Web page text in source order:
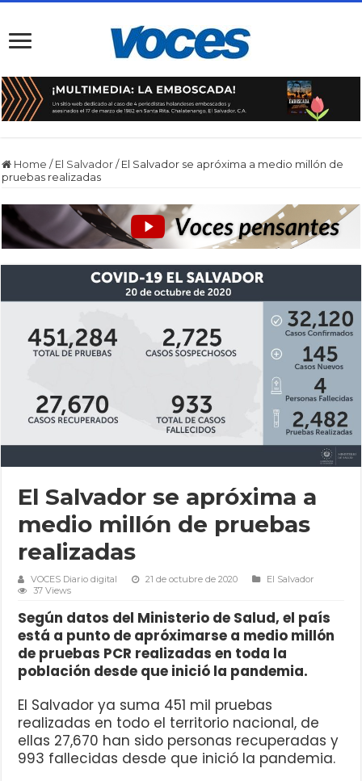
Home / El Salvador / El Salvador se apróxima a medio millón de
pruebas realizadas
El Salvador se apróxima a
medio millón de pruebas
realizadas
VOCES Diario digital 21 de octubre de 2020
El Salvador
37 Views
Según datos del Ministerio de Salud, el país
está a punto de apróximarse a medio millón
de pruebas PCR realizadas en toda la
población desde que inició la pandemia.
El Salvador ya suma 451 mil pruebas
realizadas en todo el territorio nacional, de
ellas 27,670 han sido personas recuperadas y
993 fallecidas desde que inició la pandemia.